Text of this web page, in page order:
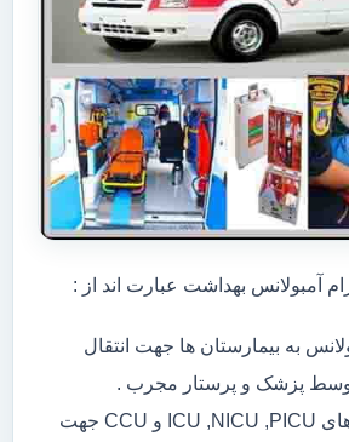
آمبولانس بهداشت عبارت اند از :
به بیمارستان ها جهت انتقال
پزشک و پرستار مجرب .
اعزام آمبولانس های ICU ,NICU ,PICU و CCU جهت